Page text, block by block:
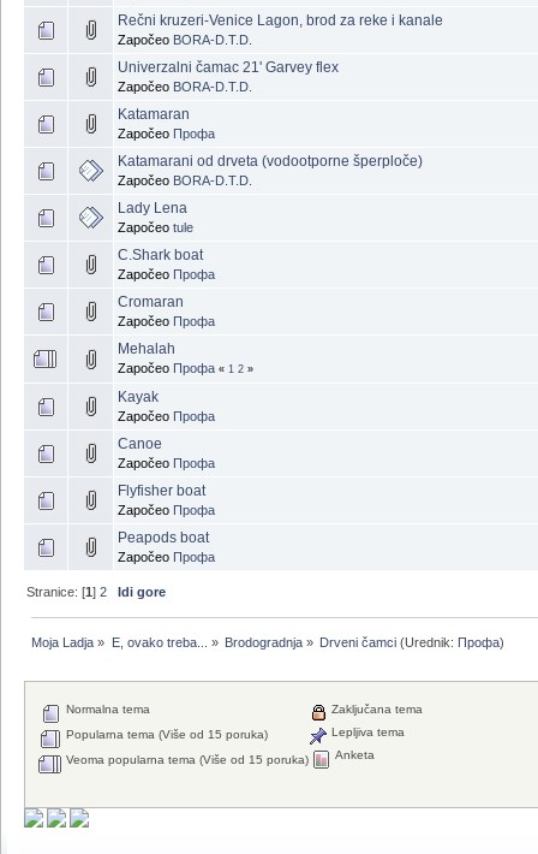
Rečni kruzeri-Venice Lagon, brod za reke i kanale
Započeo BORA-D.T.D.
Univerzalni čamac 21' Garvey flex
Započeo BORA-D.T.D.
Katamaran
Započeo Профа
Katamarani od drveta (vodootporne šperploče)
Započeo BORA-D.T.D.
Lady Lena
Započeo tule
C.Shark boat
Započeo Профа
Cromaran
Započeo Профа
Mehalah
Započeo Профа « 1 2 »
Kayak
Započeo Профа
Canoe
Započeo Профа
Flyfisher boat
Započeo Профа
Peapods boat
Započeo Профа
Stranice: [1]2 Idi gore
Moja Ladja » E, ovako treba... » Brodogradnja» Drveni čamci (Urednik: Профа)
Normalna tema
Popularna tema (Više od 15 poruka)
Veoma popularna tema (Više od 15 poruka)
Zaključana tema
Lepljiva tema
Anketa